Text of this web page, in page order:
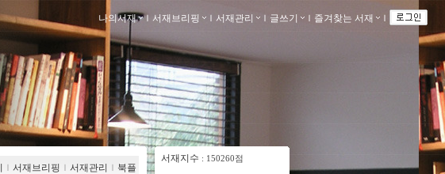
나의서재 ｌ 서재브리핑 ｌ 서재관리 ｌ 글쓰기 ｌ 즐겨찾는 서재 ｌ
ｌ 서재브리핑 ｌ 서재관리 ｌ 북플
서재지수 : 150260점